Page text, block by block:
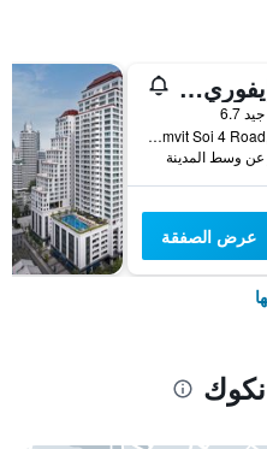
رويال إيفوري سوكومفيت نانا
جيد 6.7
73 Sukhumvit Soi 4 Road, (nana), بانكوك, تايلاند
عرض الصفقة